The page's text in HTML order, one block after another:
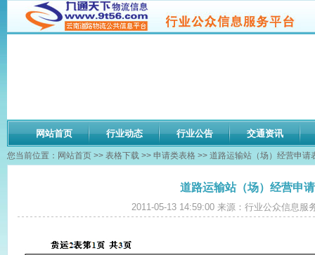
网站首页 行业动态 行业公告 交通资讯
您当前位置： 网站首页 >> 表格下载 >> 申请类表格 >> 道路运输站（场）经营申请
道路运输站（场）经营申
2011-05-13 14:59:00 来源：行业公众信息服